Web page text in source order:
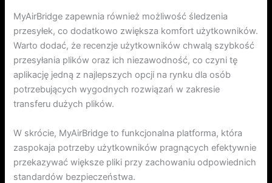
MyAirBridge zapewnia również możliwość śledzenia
przesyłek, co dodatkowo zwiększa komfort użytkowników.
Warto dodać, że recenzje użytkowników chwalą szybkość
przesyłania plików oraz ich niezawodność, co czyni tę
aplikację jedną z najlepszych opcji na rynku dla osób
potrzebujących wygodnych rozwiązań w zakresie
transferu dużych plików.
W skrócie, MyAirBridge to funkcjonalna platforma, która
zaspokaja potrzeby użytkowników pragnących efektywnie
przekazywać większe pliki przy zachowaniu odpowiednich
standardów bezpieczeństwa.